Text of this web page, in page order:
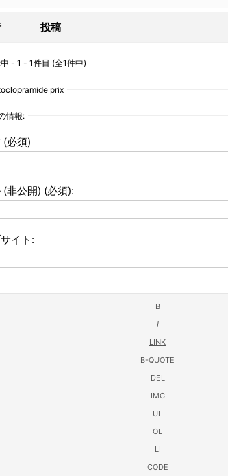
投稿
- 1 - 1件目 (全1件中)
prix
情報:
(必須)
(非公開) (必須):
イト: